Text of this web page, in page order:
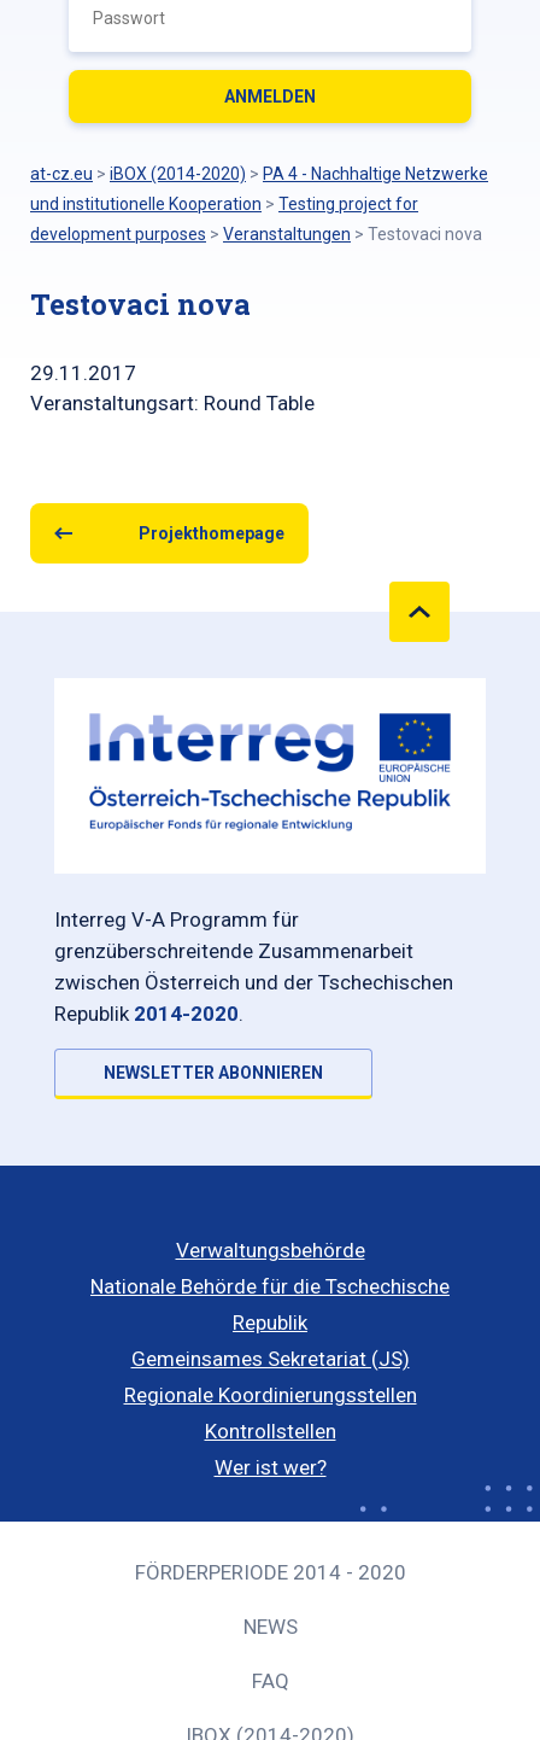
at-cz.eu > iBOX (2014-2020) > PA 4 - Nachhaltige Netzwerke
und institutionelle Kooperation > Testing project for
development purposes > Veranstaltungen > Testovaci nova
Testovaci nova
29.11.2017
Veranstaltungsart: Round Table
Projekthomepage
Interreg V-A Programm für
grenzüberschreitende Zusammenarbeit
zwischen Österreich und der Tschechischen
Republik 2014-2020.
NEWSLETTER ABONNIEREN
Verwaltungsbehörde
Nationale Behörde für die Tschechische
Republik
Gemeinsames Sekretariat (JS)
Regionale Koordinierungsstellen
Kontrollstellen
Wer ist wer?
FÖRDERPERIODE 2014 - 2020
NEWS
FAQ